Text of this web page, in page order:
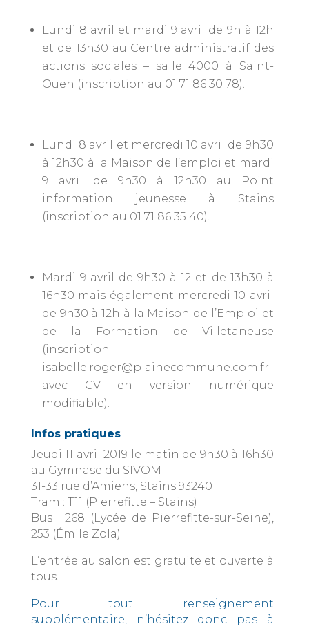
Lundi 8 avril et mardi 9 avril de 9h à 12h
et de 13h30 au Centre administratif des
actions sociales – salle 4000 à Saint-
Ouen (inscription au 01 71 86 30 78).
Lundi 8 avril et mercredi 10 avril de 9h30
à 12h30 à la Maison de l’emploi et mardi
9 avril de 9h30 à 12h30 au Point
information jeunesse à Stains
(inscription au 01 71 86 35 40).
Mardi 9 avril de 9h30 à 12 et de 13h30 à
16h30 mais également mercredi 10 avril
de 9h30 à 12h à la Maison de l’Emploi et
de la Formation de Villetaneuse
(inscription
isabelle.roger@plainecommune.com.fr
avec CV en version numérique
modifiable).
Infos pratiques
Jeudi 11 avril 2019 le matin de 9h30 à 16h30
au Gymnase du SIVOM
31-33 rue d’Amiens, Stains 93240
Tram : T11 (Pierrefitte – Stains)
Bus : 268 (Lycée de Pierrefitte-sur-Seine),
253 (Émile Zola)
L’entrée au salon est gratuite et ouverte à
tous.
Pour tout renseignement
supplémentaire, n’hésitez donc pas à